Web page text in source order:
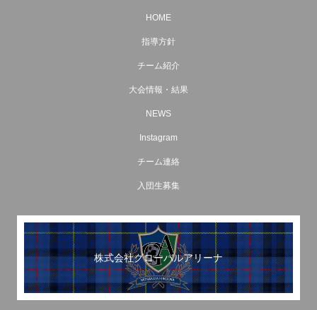
HOME
指導方針
チーム紹介
大会情報・結果
NEWS
Instagram
チーム連絡
入団生募集
株式会社グローバルアリーナ